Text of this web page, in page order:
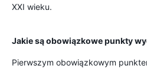
XXI wieku.
Jakie są obowiązkowe punkty
Pierwszym obowiązkowym